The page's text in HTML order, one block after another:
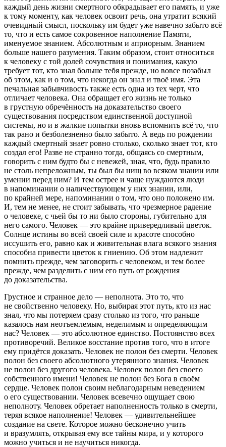
каждый день жизни смертного обкрадывает его память, и уже
к тому моменту, как человек освоит речь, она утратит всякий
очевидный смысл, поскольку им будет уже навечно забыто всё
то, что и есть самое сокровенное наполнение Памяти,
именуемое знанием. Абсолютным и априорным. Знанием
больше нашего разумения. Таким образом, стоит относиться
к человеку с той долей сочувствия и понимания, какую
требует тот, кто знал больше тебя прежде, но вовсе позабыл
об этом, как и о том, что некогда он знал и твоё имя. Эта
печальная забывчивость также есть одна из тех черт, что
отличает человека. Она обращает его жизнь не только
в грустную обречённость на доказательство своего
существования посредством единственной доступной
системы, но и в жалкие попытки вновь вспомнить всё то, что
так рано и безболезненно было забыто. А ведь по рождении
каждый смертный знает ровно столько, сколько знает тот, кто
создал его! Разве не странно тогда, общаясь со смертным,
говорить с ним будто бы с невежей, зная, что, будь правило
не столь непреложным, ты был бы нищ во всяком знании или
умении перед ним? И тем острее и чаще нуждаются люди
в напоминании о наличествующем у них знании, или,
по крайней мере, напоминании о том, что оно положено им.
И, тем не менее, не стоит забывать, что чрезмерное радение
о человеке, с чьей бы то ни было стороны, губительно для
него самого. Человек — это крайне привередливый цветок.
Солнце истины во всей своей силе и красоте способно
иссушить его, равно как и живительная влага всякого знания
способна привести цветок к гниению. Об этом надлежит
помнить прежде, чем заговорить с человеком, и тем более
прежде, чем разделить с ним его путь от рождения
до доказательства.
Грустное и странное дело — неполнота. Это то, что
не свойственно человеку. Но, выбирая этот путь, кто из нас
знал, что мы потеряем сразу столько из того, что раньше
казалось нам неотъемлемым, неделимым и определяющим
нас? Человек — это абсолютное единство. Постоянство всех
противоречий. Великое восстание против того, что в итоге
ему придётся доказать. Человек не полон без смерти. Человек
полон без своего абсолютного утерянного знания. Человек
не полон без другого человека. Человек полон без своего
собственного имени! Человек не полон без Бога в своём
сердце. Человек полон своим неблагодарным неведением
о его существовании. Человек всевечно ощущает свою
неполноту. Человек обретает наполненность только в смерти,
теряя всякое наполнение! Человек — удивительнейшее
создание на свете. Которое можно бесконечно учить
и вразумлять, открывая ему все тайны мира, и у которого
можно учиться и не научиться никогда.